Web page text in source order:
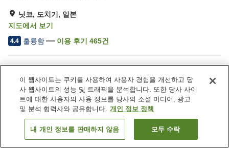
닛코, 도치기, 일본
지도에서 보기
4.4 훌륭함 이용 후기 465건
주차장
스파 / 미용실
레스토랑
바
객실 보기
이 웹사이트는 쿠키를 사용하여 사용자 경험을 개선하고 당
사 웹사이트의 성능 및 트래픽을 분석합니다. 또한 당사 사이
트에 대한 사용자의 사용 정보를 당사의 소셜 미디어, 광고
및 분석 협력사와 공유합니다. 개인 정보 정책
내 개인 정보를 판매하지 않음 모두 수락